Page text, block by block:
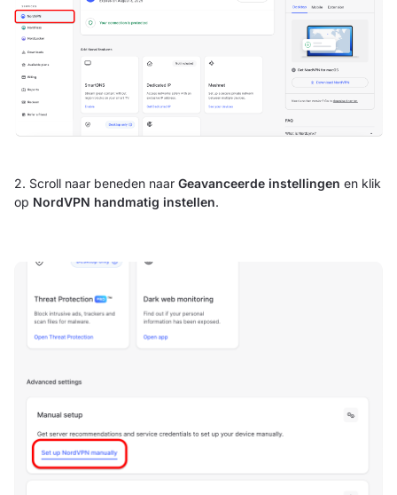
2. Scroll naar beneden naar Geavanceerde instellingen en klik
op NordVPN handmatig instellen.